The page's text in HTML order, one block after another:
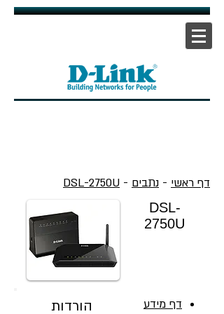
אתר ראשי
דף ראשי - נתבים -
DSL-2750U
DSL-
2750U
הורדות דף מידע